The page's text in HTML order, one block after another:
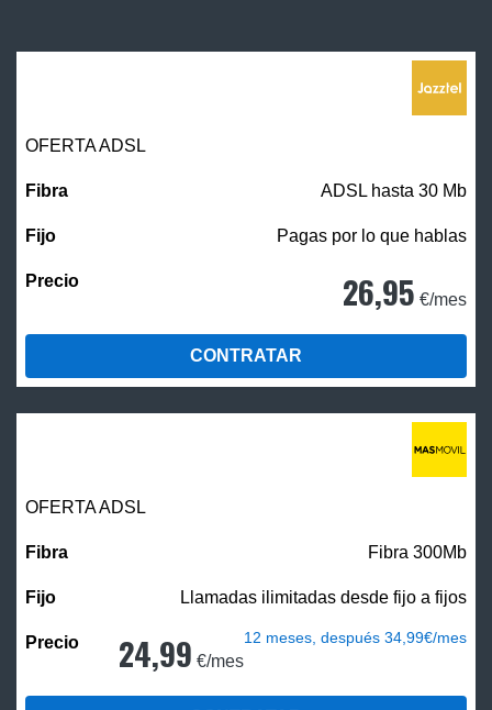
OFERTA ADSL
ADSL hasta 30 Mb
Pagas por lo que hablas
26,95 €/mes
CONTRATAR
OFERTA ADSL
Fibra 300Mb
Llamadas ilimitadas desde fijo a fijos
24,99 €/mes
12 meses, después 34,99€/mes